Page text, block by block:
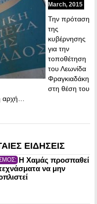
March, 2015
Την πρόταση
της
κυβέρνησης
για την
τοποθέτηση
του Λεωνίδα
Φραγκιαδάκη
στη θέση του
αρχή…
ΕΙΔΗΣΕΙΣ
Η Χαμάς προσπαθεί
να μην